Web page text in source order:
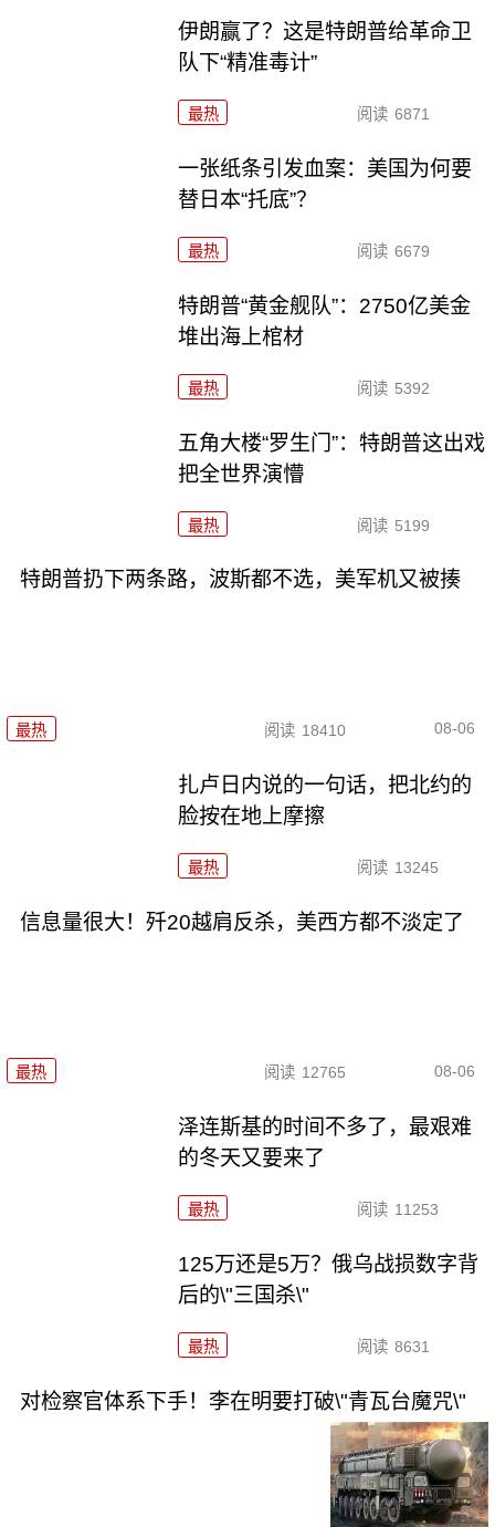
伊朗赢了？这是特朗普给革命卫
队下“精准毒计”
最热 阅读 6871
一张纸条引发血案：美国为何要
替日本“托底”？
最热 阅读 6679
特朗普“黄金舰队”：2750亿美金
堆出海上棺材
最热 阅读 5392
五角大楼“罗生门”：特朗普这出戏
把全世界演懵
最热 阅读 5199
特朗普扔下两条路，波斯都不选，美军机又被揍
最热 阅读 18410 08-06
扎卢日内说的一句话，把北约的
脸按在地上摩擦
最热 阅读 13245
信息量很大！歼20越肩反杀，美西方都不淡定了
最热 阅读 12765 08-06
泽连斯基的时间不多了，最艰难
的冬天又要来了
最热 阅读 11253
125万还是5万？俄乌战损数字背
后的\"三国杀\"
最热 阅读 8631
对检察官体系下手！李在明要打破\"青瓦台魔咒\"